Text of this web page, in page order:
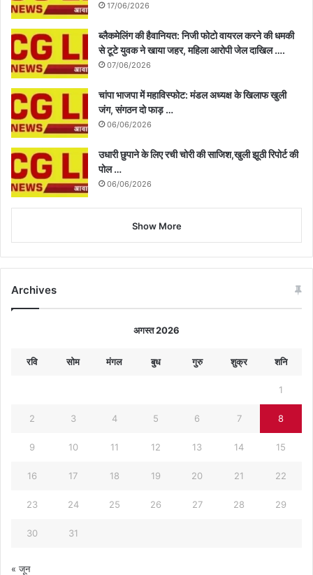
17/06/2026
ब्लैकमेलिंग की हैवानियत: निजी फोटो वायरल करने की धमकी
से टूटे युवक ने खाया जहर, महिला आरोपी जेल दाखिल ….
07/06/2026
चांपा भाजपा में महाविस्फोट: मंडल अध्यक्ष के खिलाफ खुली
जंग, संगठन दो फाड़ …
06/06/2026
उधारी छुपाने के लिए रची चोरी की साजिश,खुली झूठी रिपोर्ट की
पोल …
06/06/2026
Show More
Archives
अगस्त 2026
रवि सोम मंगल बुध गुरु शुक्र शनि
1
2 3 4 5 6 7 8
9 10 11 12 13 14 15
16 17 18 19 20 21 22
23 24 25 26 27 28 29
30 31
« जून